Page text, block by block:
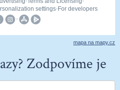
mapa na mapy.cz
Zodpovíme je